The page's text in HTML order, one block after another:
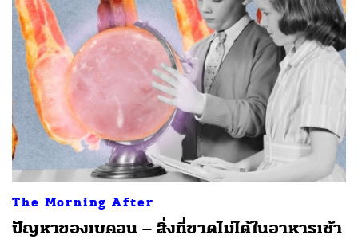
The Morning After
ปัญหาของเบคอน – สิ่งที่ขาดไม่ได้ในอาหารเช้า